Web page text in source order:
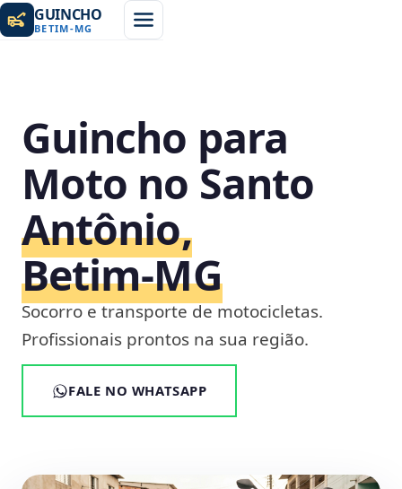
GUINCHO
BETIM-MG
Guincho para
Moto no Santo
Antônio,
Betim‑MG
Socorro e transporte de motocicletas.
Profissionais prontos na sua região.
FALE NO WHATSAPP